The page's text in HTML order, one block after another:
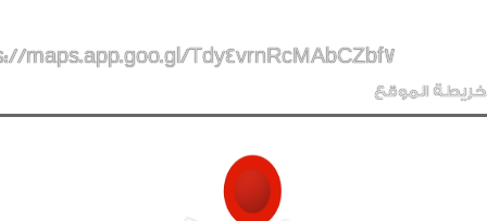
maps.app.goo.gl/Tdy4vrnRcMAbCZbf7
خريطة الموقع